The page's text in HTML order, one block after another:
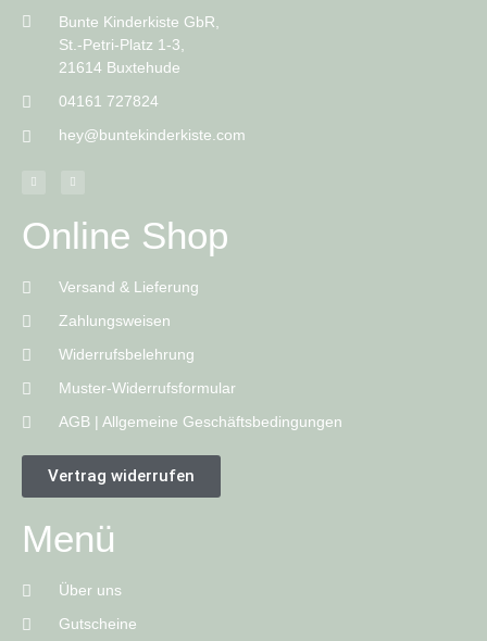
Bunte Kinderkiste GbR,
St.-Petri-Platz 1-3,
21614 Buxtehude
04161 727824
hey@buntekinderkiste.com
Online Shop
Versand & Lieferung
Zahlungsweisen
Widerrufsbelehrung
Muster-Widerrufsformular
AGB | Allgemeine Geschäftsbedingungen
Vertrag widerrufen
Menü
Über uns
Gutscheine